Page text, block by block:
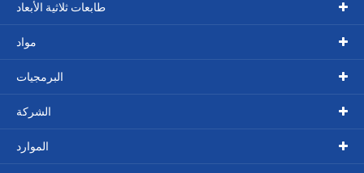
طابعات ثلاثية الأبعاد
مواد
البرمجيات
الشركة
الموارد